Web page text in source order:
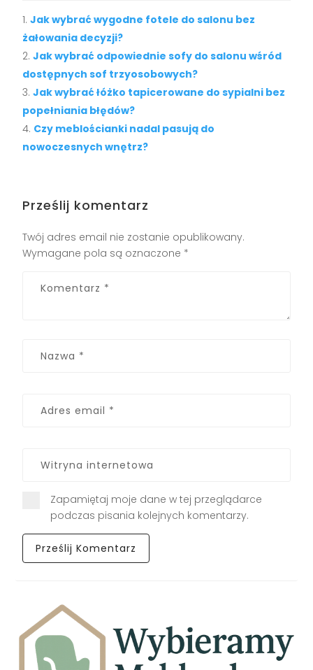
Jak wybrać wygodne fotele do salonu bez
żałowania decyzji?
Jak wybrać odpowiednie sofy do salonu wśród
dostępnych sof trzyosobowych?
Jak wybrać łóżko tapicerowane do sypialni bez
popełniania błędów?
Czy meblościanki nadal pasują do
nowoczesnych wnętrz?
Prześlij komentarz
Twój adres email nie zostanie opublikowany.
Wymagane pola są oznaczone *
Zapamiętaj moje dane w tej przeglądarce
podczas pisania kolejnych komentarzy.